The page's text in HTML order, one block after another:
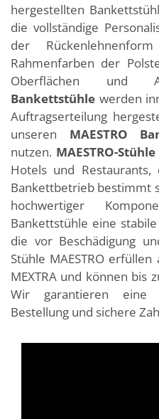
hergestellten
die vollständige
der
Rahmenfarben der
Oberflächen und
Bankettstühle werden
Auftragserteilung
unseren MAESTRO
nutzen. MAESTRO-Stühle
Hotels und
Bankettbetrieb bestimmt
hochwertiger
Bankettstühle eine
die vor Beschädigung
Stühle MAESTRO
MEXTRA und können bis
Wir garantieren eine
Bestellung und sichere